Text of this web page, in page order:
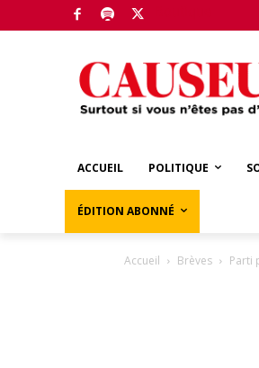
ACCUEIL POLITIQUE
ÉDITION ABONNÉ
Accueil Brèves Parti